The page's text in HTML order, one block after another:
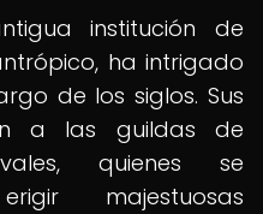
institución de
ha intrigado
de los siglos. Sus
a las guildas de
quienes se
majestuosas